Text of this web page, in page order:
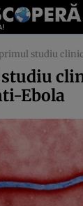
studiu clinic
Ebola